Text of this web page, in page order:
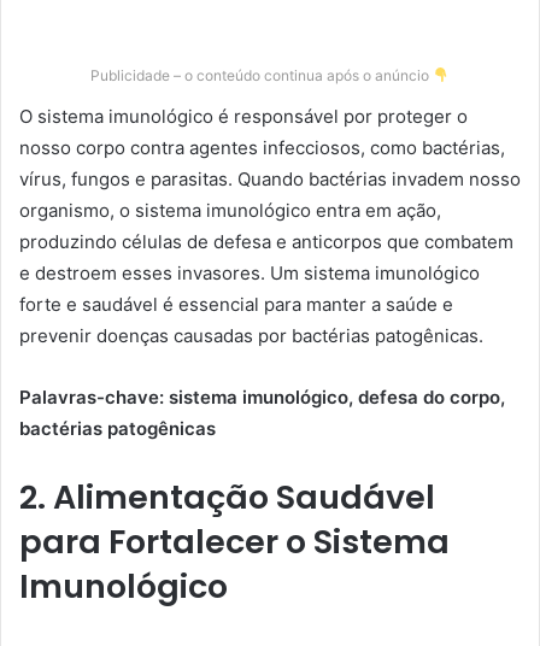
Publicidade – o conteúdo continua após o anúncio
O sistema imunológico é responsável por proteger o
nosso corpo contra agentes infecciosos, como bactérias,
vírus, fungos e parasitas. Quando bactérias invadem nosso
organismo, o sistema imunológico entra em ação,
produzindo células de defesa e anticorpos que combatem
e destroem esses invasores. Um sistema imunológico
forte e saudável é essencial para manter a saúde e
prevenir doenças causadas por bactérias patogênicas.
Palavras-chave: sistema imunológico, defesa do corpo,
bactérias patogênicas
2. Alimentação Saudável
para Fortalecer o Sistema
Imunológico